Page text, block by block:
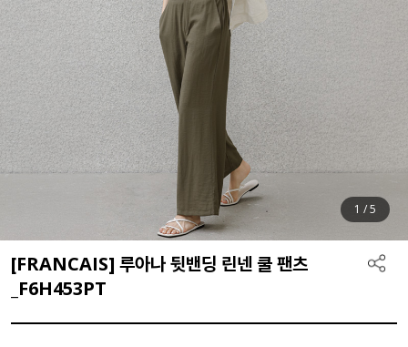
1 /5
[FRANCAIS] 루아나 뒷밴딩 린넨 쿨 팬츠
_F6H453PT